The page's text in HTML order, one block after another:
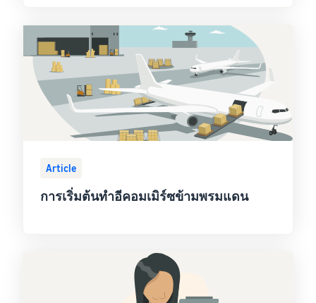
Article
การเริ่มต้นทำอีคอมเมิร์ซข้ามพรมแดน